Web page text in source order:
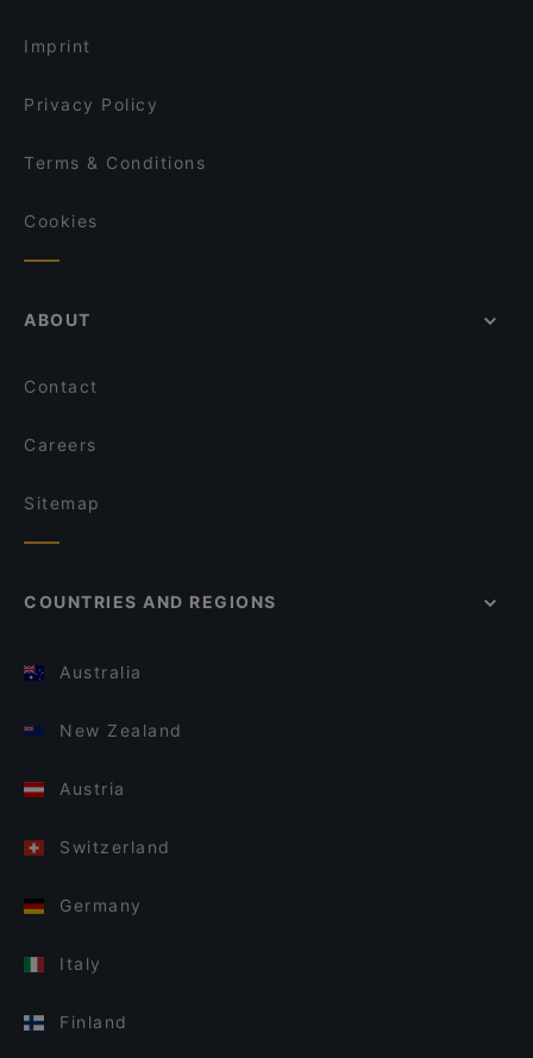
Imprint
Privacy Policy
Terms & Conditions
Cookies
ABOUT
Contact
Careers
Sitemap
COUNTRIES AND REGIONS
Australia
New Zealand
Austria
Switzerland
Germany
Italy
Finland